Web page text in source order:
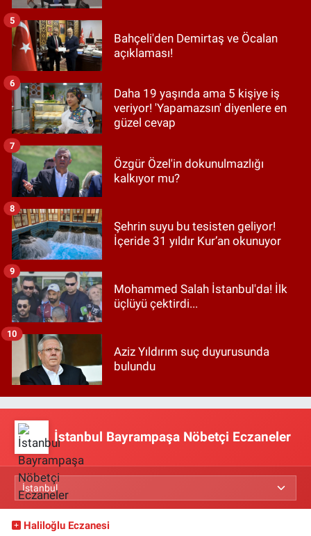
Bahçeli'den Demirtaş ve Öcalan
açıklaması!
5
Daha 19 yaşında ama 5 kişiye iş
veriyor! 'Yapamazsın' diyenlere en
güzel cevap
6
Özgür Özel'in dokunulmazlığı
kalkıyor mu?
7
Şehrin suyu bu tesisten geliyor!
İçeride 31 yıldır Kur’an okunuyor
8
Mohammed Salah İstanbul'da! İlk
üçlüyü çektirdi...
9
Aziz Yıldırım suç duyurusunda
bulundu
10
İstanbul Bayrampaşa Nöbetçi Eczaneler
Haliloğlu Eczanesi